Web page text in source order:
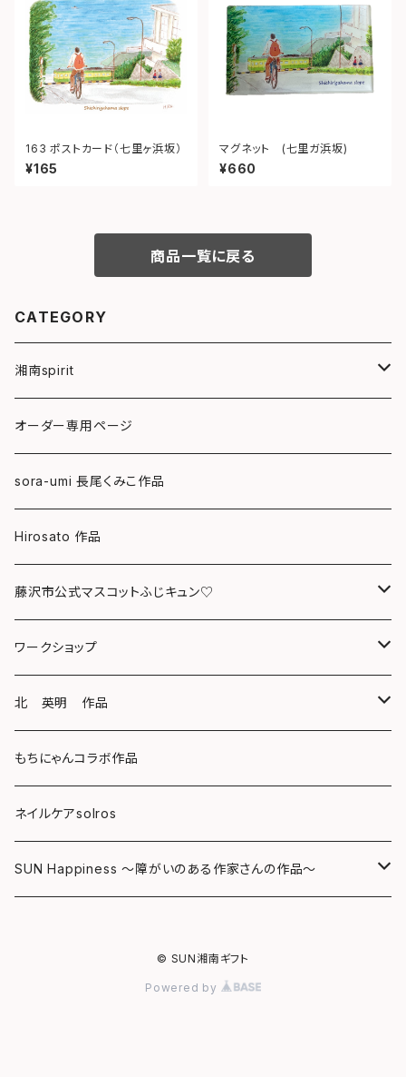
163 ポストカード（七里ヶ浜坂）
¥165
マグネット (七里ガ浜坂)
¥660
商品一覧に戻る
CATEGORY
湘南spirit
ポストカード
グリーティングカード
クリアファイル
マグカップ
スマホケース
キーホルダー
バッグ
Tシャツ
ミラー
オーダー専用ページ
sora-umi 長尾くみこ作品
Hirosato 作品
藤沢市公式マスコットふじキュン♡
クリアファイル
ボールペン
キーホルダー
マグネット
シール
ワークショップ
海レジンアートボード
レジンチャーム
サンキャッチャー
北 英明 作品
ポストカード
もちにゃんコラボ作品
ネイルケアsolros
SUN Happiness ～障がいのある作家さんの作品～
© SUN湘南ギフト
Powered by